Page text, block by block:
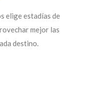
elige estadías de
mejor las
destino.